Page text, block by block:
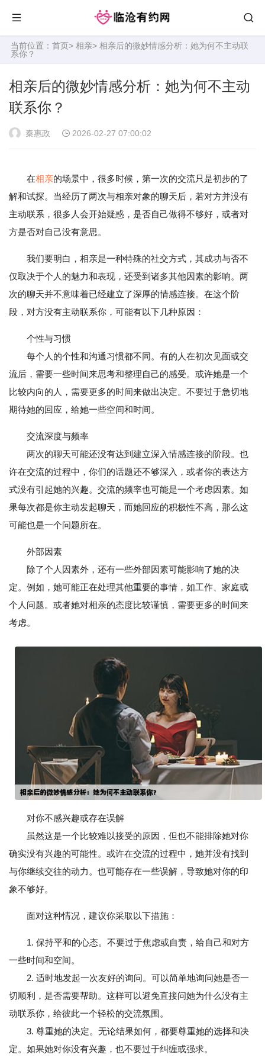
当前位置： 首页> 相亲> 相亲后的微妙情感分析：她为何不主动联
系你？
相亲后的微妙情感分析：她为何不主动
联系你？
秦惠政 2026-02-27 07:00:02
在相亲的场景中，很多时候，第一次的交流只是初步的了
解和试探。当经历了两次与相亲对象的聊天后，若对方并没有
主动联系，很多人会开始疑惑，是否自己做得不够好，或者对
方是否对自己没有意思。
我们要明白，相亲是一种特殊的社交方式，其成功与否不
仅取决于个人的魅力和表现，还受到诸多其他因素的影响。两
次的聊天并不意味着已经建立了深厚的情感连接。在这个阶
段，对方没有主动联系你，可能有以下几种原因：
个性与习惯
每个人的个性和沟通习惯都不同。有的人在初次见面或交
流后，需要一些时间来思考和整理自己的感受。或许她是一个
比较内向的人，需要更多的时间来做出决定。不要过于急切地
期待她的回应，给她一些空间和时间。
交流深度与频率
两次的聊天可能还没有达到建立深入情感连接的阶段。也
许在交流的过程中，你们的话题还不够深入，或者你的表达方
式没有引起她的兴趣。交流的频率也可能是一个考虑因素。如
果每次都是你主动发起聊天，而她回应的积极性不高，那么这
可能也是一个问题所在。
外部因素
除了个人因素外，还有一些外部因素可能影响了她的决
定。例如，她可能正在处理其他重要的事情，如工作、家庭或
个人问题。或者她对相亲的态度比较谨慎，需要更多的时间来
考虑。
对你不感兴趣或存在误解
虽然这是一个比较难以接受的原因，但也不能排除她对你
确实没有兴趣的可能性。或许在交流的过程中，她并没有找到
与你继续交往的动力。也可能存在一些误解，导致她对你的印
象不够好。
面对这种情况，建议你采取以下措施：
1. 保持平和的心态。不要过于焦虑或自责，给自己和对方
一些时间和空间。
2. 适时地发起一次友好的询问。可以简单地询问她是否一
切顺利，是否需要帮助。这样可以避免直接问她为什么没有主
动联系你，给彼此一个轻松的交流氛围。
3. 尊重她的决定。无论结果如何，都要尊重她的选择和决
定。如果她对你没有兴趣，也不要过于纠缠或强求。